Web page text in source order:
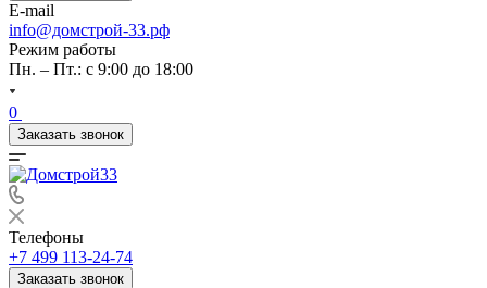
E-mail
info@домстрой-33.рф
Режим работы
Пн. – Пт.: с 9:00 до 18:00
0
Заказать звонок
Телефоны
+7 499 113-24-74
Заказать звонок